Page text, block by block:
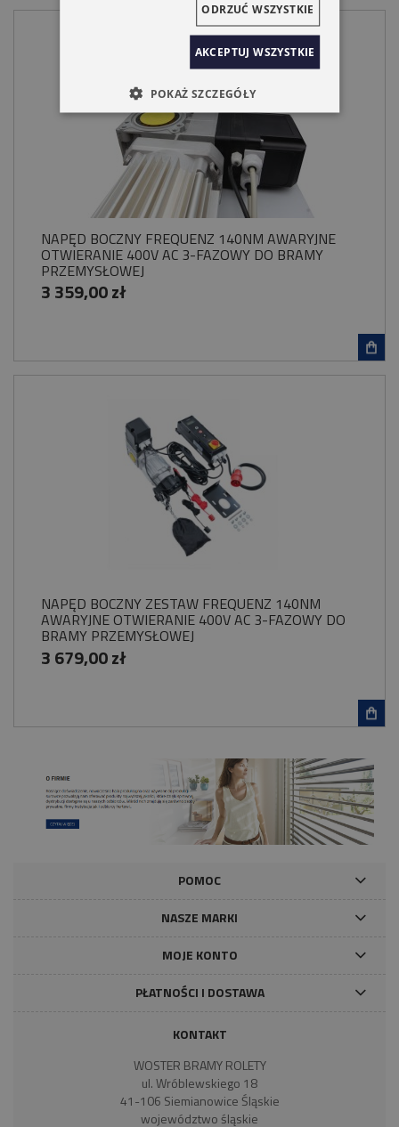
NAPĘD BOCZNY FREQUENZ 140NM AWARYJNE
OTWIERANIE 400V AC 3-FAZOWY DO BRAMY
PRZEMYSŁOWEJ
3 359,00 zł
NAPĘD BOCZNY ZESTAW FREQUENZ 140NM
AWARYJNE OTWIERANIE 400V AC 3-FAZOWY DO
BRAMY PRZEMYSŁOWEJ
3 679,00 zł
POMOC
NASZE MARKI
MOJE KONTO
PŁATNOŚCI I DOSTAWA
KONTAKT
WOSTER BRAMY ROLETY
ul. Wróblewskiego 18
41-106 Siemianowice Śląskie
województwo śląskie
AKCEPTUJ WSZYSTKIE
ODRZUĆ WSZYSTKIE
POKAŻ SZCZEGÓŁY